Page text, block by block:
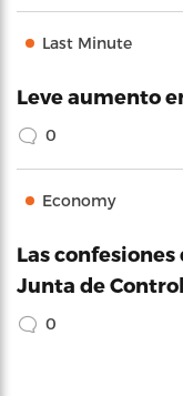
Last Minute
Leve aumento
0
Economy
Las
Junta de
0